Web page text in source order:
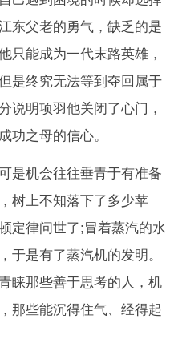
东父老的勇气，缺乏的是
只能成为一代末路英雄，
是终究无法等到夺回属于
说明项羽他关闭了心门，
功之母的信心。
机会往往垂青于有准备
树上不知落下了多少苹
定律问世了;冒着蒸汽的水
于是有了蒸汽机的发明。
睐那些善于思考的人，机
那些能沉得住气、经得起